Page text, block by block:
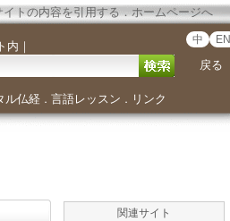
イトの内容を引用する．ホームページへ
内 ｜ 中 EN
戻る
ル仏経． 言語レッスン ． リンク
関連サイト